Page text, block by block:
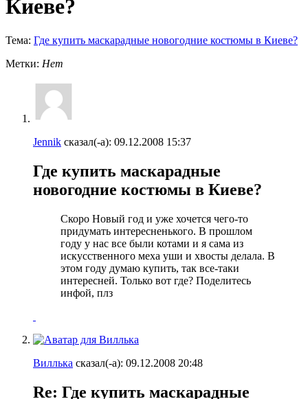
Киеве?
Тема: Где купить маскарадные новогодние костюмы в Киеве?
Метки: Нет
Jennik сказал(-а): 09.12.2008 15:37
Где купить маскарадные
новогодние костюмы в Киеве?
Скоро Новый год и уже хочется чего-то
придумать интересненького. В прошлом
году у нас все были котами и я сама из
искусственного меха уши и хвосты делала. В
этом году думаю купить, так все-таки
интересней. Только вот где? Поделитесь
инфой, плз
Виллька сказал(-а): 09.12.2008 20:48
Re: Где купить маскарадные